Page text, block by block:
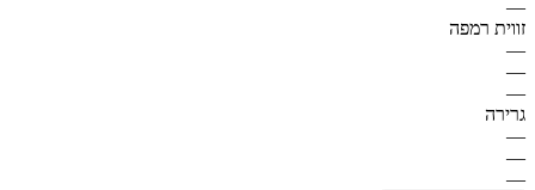
—
זווית רמפה
—
—
—
גרירה
—
—
—